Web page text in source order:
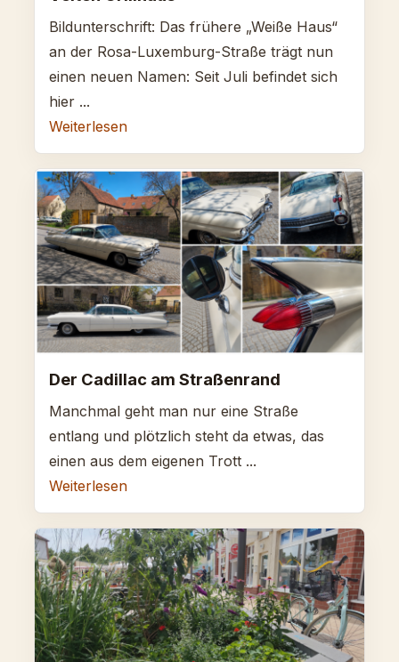
Bildunterschrift: Das frühere „Weiße Haus“
an der Rosa-Luxemburg-Straße trägt nun
einen neuen Namen: Seit Juli befindet sich
hier ...
Weiterlesen
Der Cadillac am Straßenrand
Manchmal geht man nur eine Straße
entlang und plötzlich steht da etwas, das
einen aus dem eigenen Trott ...
Weiterlesen